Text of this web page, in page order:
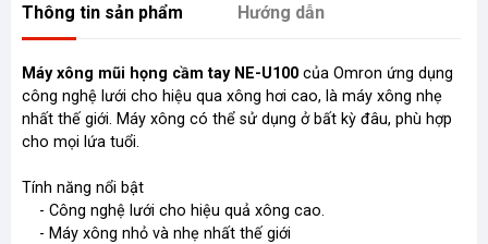
Thông tin sản phẩm Hướng dẫn
Máy xông mũi họng cầm tay NE-U100 của Omron ứng dụng
công nghệ lưới cho hiệu qua xông hơi cao, là máy xông nhẹ
nhất thế giới. Máy xông có thể sử dụng ở bất kỳ đâu, phù hợp
cho mọi lứa tuổi.
Tính năng nổi bật
- Công nghệ lưới cho hiệu quả xông cao.
- Máy xông nhỏ và nhẹ nhất thế giới